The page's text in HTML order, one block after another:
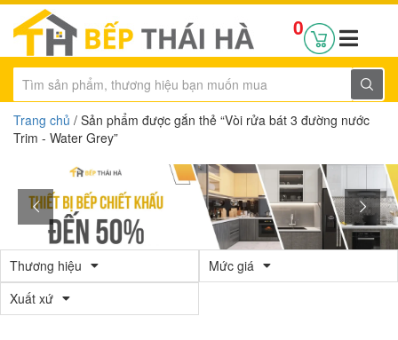
0
Trang chủ / Sản phẩm được gắn thẻ “Vòi rửa bát 3 đường nước
Trim - Water Grey”
Thương hiệu
Mức giá
Xuất xứ